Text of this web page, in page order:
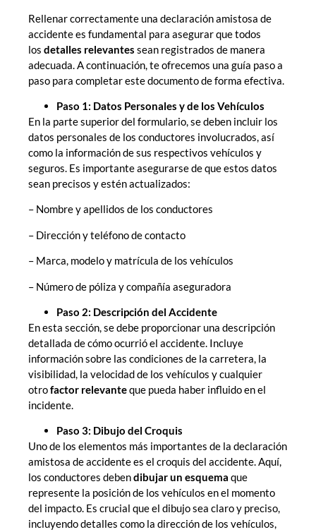
Rellenar correctamente una declaración amistosa de
accidente es fundamental para asegurar que todos
los detalles relevantes sean registrados de manera
adecuada. A continuación, te ofrecemos una guía paso a
paso para completar este documento de forma efectiva.
Paso 1: Datos Personales y de los Vehículos
En la parte superior del formulario, se deben incluir los
datos personales de los conductores involucrados, así
como la información de sus respectivos vehículos y
seguros. Es importante asegurarse de que estos datos
sean precisos y estén actualizados:
– Nombre y apellidos de los conductores
– Dirección y teléfono de contacto
– Marca, modelo y matrícula de los vehículos
– Número de póliza y compañía aseguradora
Paso 2: Descripción del Accidente
En esta sección, se debe proporcionar una descripción
detallada de cómo ocurrió el accidente. Incluye
información sobre las condiciones de la carretera, la
visibilidad, la velocidad de los vehículos y cualquier
otrofactor relevanteque pueda haber influido en el
incidente.
Paso 3: Dibujo del Croquis
Uno de los elementos más importantes de la declaración
amistosa de accidente es el croquis del accidente. Aquí,
los conductores debendibujar un esquema que
represente la posición de los vehículos en el momento
del impacto. Es crucial que el dibujo sea claro y preciso,
incluyendo detalles como la dirección de los vehículos,